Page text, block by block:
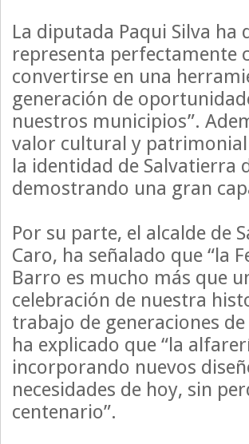
La diputada Paqui Silva ha
representa perfectamente
convertirse en una
generación de
nuestros municipios”.
valor cultural y
la identidad de Salvatierra
demostrando una gran
Por su parte, el alcalde de
Caro, ha señalado que “la
Barro es mucho más que
celebración de nuestra
trabajo de generaciones
ha explicado que “la
incorporando nuevos
necesidades de hoy, sin
centenario”.